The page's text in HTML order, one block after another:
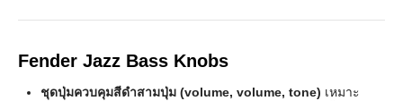
Fender Jazz Bass Knobs
ชุดปุ่มควบคุมสีดำสามปุ่ม (volume, volume, tone) เหมาะ